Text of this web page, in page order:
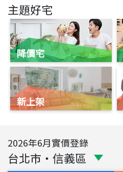
主題好宅
降價宅
新上架
2026年6月實價登錄
台北市 ・ 信義區